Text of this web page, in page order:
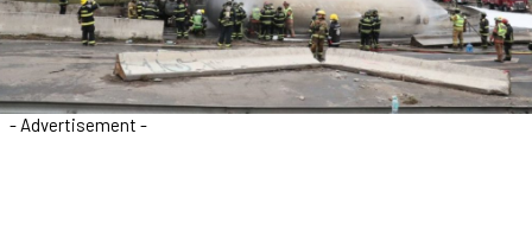
- Advertisement -